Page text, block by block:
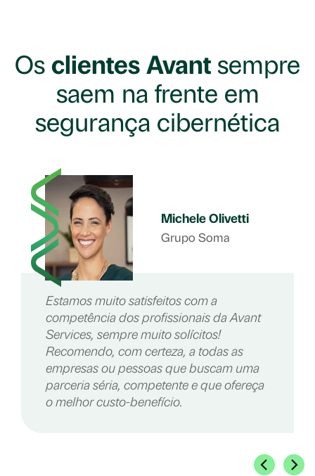
Os clientes Avant sempre
saem na frente em
segurança cibernética
Michele Olivetti
Grupo Soma
Estamos muito satisfeitos com a
competência dos profissionais da Avant
Services, sempre muito solícitos!
Recomendo, com certeza, a todas as
empresas ou pessoas que buscam uma
parceria séria, competente e que ofereça
o melhor custo-benefício.